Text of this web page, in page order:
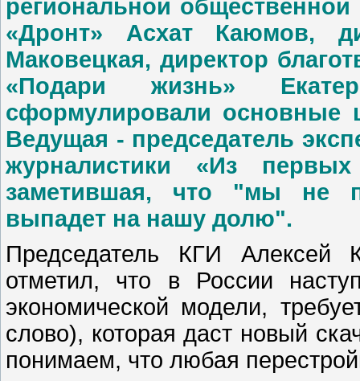
региональной общественной
«Дронт» Асхат Каюмов,
Маковецкая, директор
«Подари жизнь»
сформулировали основные
Ведущая - председатель
журналистики «Из
заметившая, что "мы не
выпадет на нашу долю".
Председатель КГИ Алексей
отметил, что в России
экономической модели,
слово), которая даст новый
понимаем, что любая